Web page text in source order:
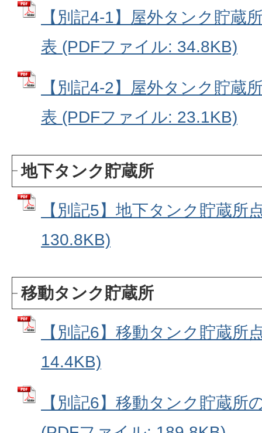
【別記4-1】屋外タンク貯蔵
表 (PDFファイル: 34.8KB)
【別記4-2】屋外タンク貯蔵
表 (PDFファイル: 23.1KB)
地下タンク貯蔵所
【別記5】地下タンク貯蔵所
130.8KB)
移動タンク貯蔵所
【別記6】移動タンク貯蔵所
14.4KB)
【別記6】移動タンク貯蔵所